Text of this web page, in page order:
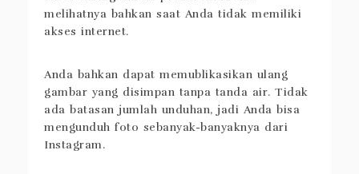
untuk mengunduh foto dan video dari
Instagram, Anda dapat menyimpan foto dan
akses internet.
Anda bahkan dapat memublikasikan ulang
gambar yang disimpan tanpa tanda air. Tidak